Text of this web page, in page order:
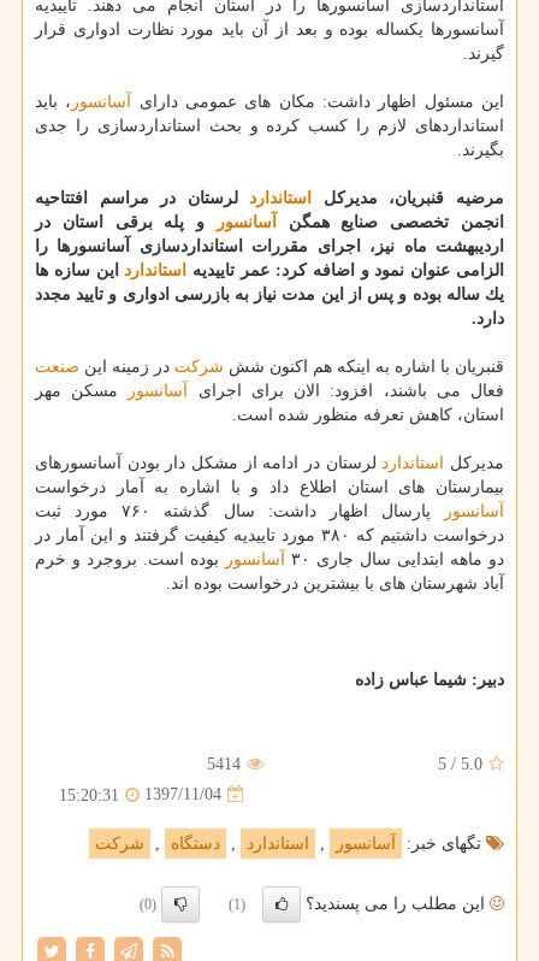
استانداردسازی آسانسورها را در استان انجام می دهند. تاییدیه
آسانسورها یكساله بوده و بعد از آن باید مورد نظارت ادواری قرار
گیرند.
این مسئول اظهار داشت: مكان های عمومی دارای آسانسور ، باید
استانداردهای لازم را كسب كرده و بحث استانداردسازی را جدی
بگیرند.
مرضیه قنبریان، مدیركل استانداردلرستان در مراسم افتتاحیه
انجمن تخصصی صنایع همگن
آسانسور
و پله برقی استان در
اردیبهشت ماه نیز، اجرای مقررات استانداردسازی آسانسورها را
الزامی عنوان نمود و اضافه كرد: عمر تاییدیه
استاندارداین سازه ها
یك ساله بوده و پس از این مدت نیاز به بازرسی ادواری و تایید مجدد
دارد.
قنبریان با اشاره به اینكه هم اكنون شش شركت در زمینه این صنعت
فعال می باشند، افزود: الان برای اجرای
آسانسور
مسكن مهر
استان، كاهش تعرفه منظور شده است.
مدیركل استاندارد لرستان در ادامه از مشكل دار بودن آسانسورهای
بیمارستان های استان اطلاع داد و با اشاره به آمار درخواست
آسانسور
پارسال اظهار داشت: سال گذشته ۷۶۰ مورد ثبت
درخواست داشتیم كه ۳۸۰ مورد تاییدیه كیفیت گرفتند و این آمار در
دو ماهه ابتدایی سال جاری ۳۰
آسانسور
بوده است. بروجرد و خرم
آباد شهرستان های با بیشترین درخواست بوده اند.
دبیر: شیما عباس زاده
5.0
/
5
5414
1397/11/04
15:20:31
تگهای خبر: آسانسور استاندارد دستگاه شركت
این مطلب را می پسندید؟ (1)
(0)